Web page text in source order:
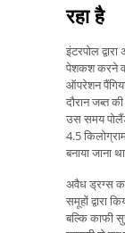
रहा है
इंटरपोल
पेशकश करने
ऑपरेशन
दौरान जब्त
उस समय
4.5
बनाया जाना
अवैध ड्रग्स
समूहों द्वारा
बल्कि काफी